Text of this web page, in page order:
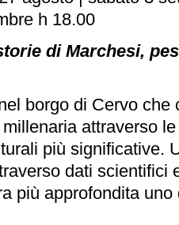
h 18.00
di Marchesi,
borgo di Cervo che
attraverso
più significative.
dati scientifici
più approfondita uno